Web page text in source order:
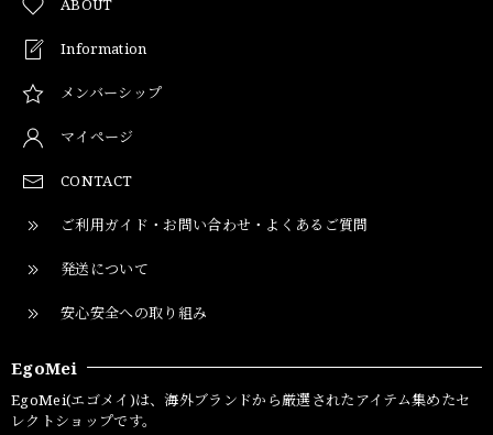
ABOUT
Information
メンバーシップ
マイページ
CONTACT
ご利用ガイド・お問い合わせ・よくあるご質問
発送について
安心安全への取り組み
EgoMei
EgoMei(エゴメイ)は、海外ブランドから厳選されたアイテム集めたセ
レクトショップです。